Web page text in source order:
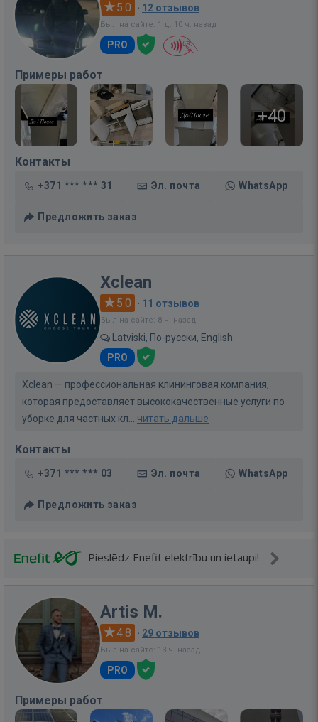
5.0 · 12 отзывов
Был на сайте: 1 д. 10 ч. назад
PRO
Примеры работ
+40
Контакты
+371 *** *** 31 Эл. почта WhatsApp
Предложить заказ
Xclean
5.0 · 11 отзывов
Был на сайте: 8 ч. назад
Latviski, По-русски, English
PRO
Xclean — профессиональная клининговая компания,
которая предоставляет высококачественные услуги по
уборке для частных кл... читать дальше
Контакты
+371 *** *** 03 Эл. почта WhatsApp
Предложить заказ
Pieslēdz Enefit elektrību un ietaupi!
Artis M.
4.8 · 29 отзывов
Был на сайте: 13 ч. назад
PRO
Примеры работ